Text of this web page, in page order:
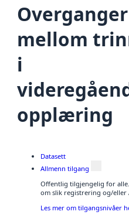
Overganger
mellom
i
opplæring
Datasett
Allmenn tilgang
Offentlig tilgjengelig for
om slik registrering og/eller
Les mer om tilgangsnivåer